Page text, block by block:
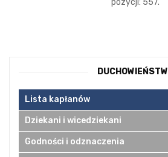
pozycji: 557.
Lista kapłanów
Dziekani i wicedziekani
Godności i odznaczenia